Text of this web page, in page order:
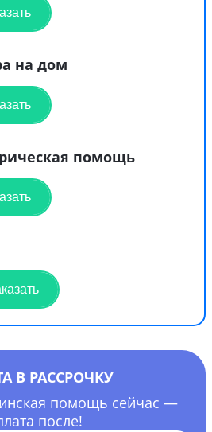
на дом
помощь
В РАССРОЧКУ
помощь сейчас —
после!